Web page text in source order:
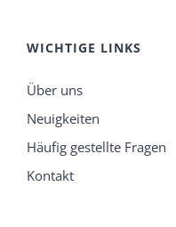
WICHTIGE LINKS
Über uns
Neuigkeiten
Häufig gestellte Fragen
Kontakt